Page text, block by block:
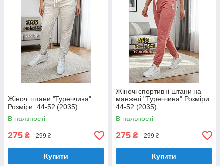
Жіночі штани "Туреччина"
Розміри: 44-52 (2035)
В наявності
275 ₴ 299 ₴
Купити
Жіночі спортивні штани на
манжеті "Туреччина" Розміри:
44-52 (2035)
В наявності
275 ₴ 299 ₴
Купити